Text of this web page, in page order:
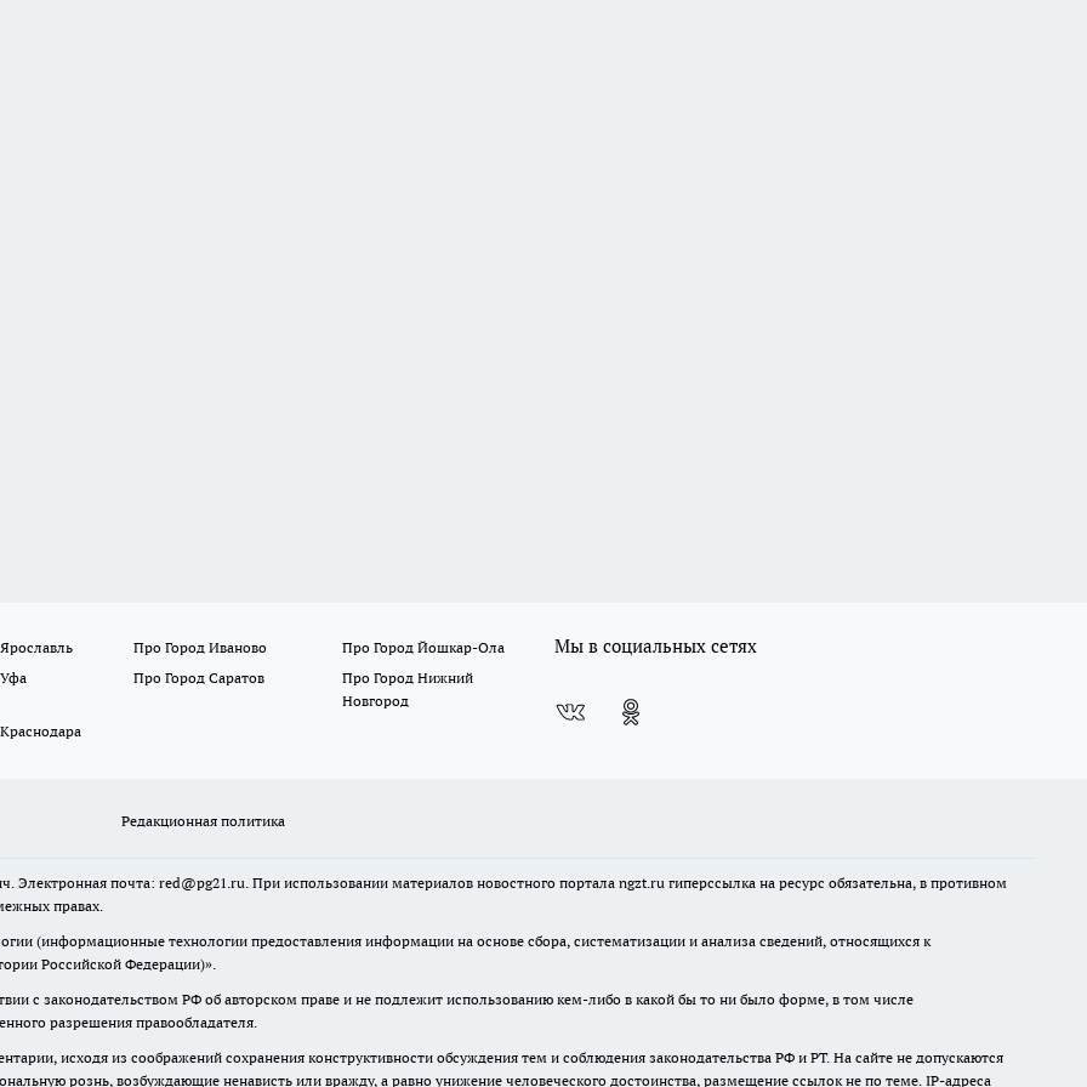
Про Город Иваново
Про Город Йошкар-Ола
Про Город Саратов
Про Город Нижний
Новгород
Мы в социальных сетях
Редакционная политика
почта: red@pg21.ru. При использовании материалов новостного портала ngzt.ru гиперссылка на ресурс обязательна, в противном
правах.
(информационные технологии предоставления информации на основе сбора, систематизации и анализа сведений, относящихся к
Российской Федерации)».
с законодательством РФ об авторском праве и не подлежит использованию кем-либо в какой бы то ни было форме, в том числе
разрешения правообладателя.
исходя из соображений сохранения конструктивности обсуждения тем и соблюдения законодательства РФ и РТ. На сайте не допускаются
рознь, возбуждающие ненависть или вражду, а равно унижение человеческого достоинства, размещение ссылок не по теме. IP-адреса